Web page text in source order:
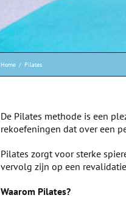
Home Pilates
De Pilates methode is een
rekoefeningen dat over een
Pilates zorgt voor sterke
vervolg zijn op een
Waarom Pilates?